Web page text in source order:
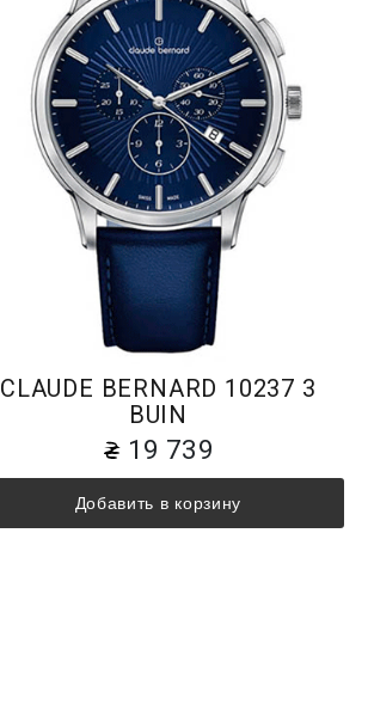
CLAUDE BERNARD 10237 3
BUIN
19 739
Добавить в корзину